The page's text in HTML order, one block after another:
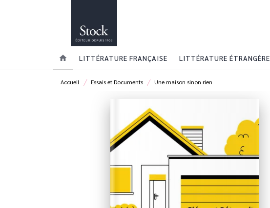
home LITTÉRATURE FRANÇAISE LITTÉRATURE ÉTRANGÈRE
Accueil / Essais et Documents / Une maison sinon rien